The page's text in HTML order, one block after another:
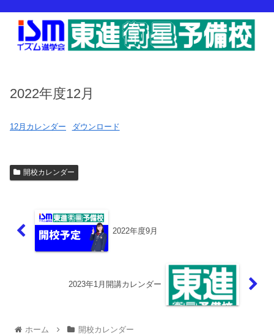
2022年度12月
12月カレンダー ダウンロード
開校カレンダー
2022年度9月
2023年1月開講カレンダー
ホーム 開校カレンダー